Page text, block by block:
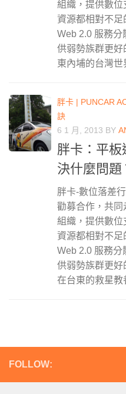
組織，提供數位
資源都相對不足
Web 2.0 服務分
供弱勢族群更好
東內埔的台灣世
胖卡 | PUNCAR
訣
6 1 月, 2013 BY
胖卡：平
決什麼問題
胖卡-數位落差
勸募合作，共同
組織，提供數位
資源都相對不足
Web 2.0 服務分
供弱勢族群更好
在台東的救星教
FOLLOW: